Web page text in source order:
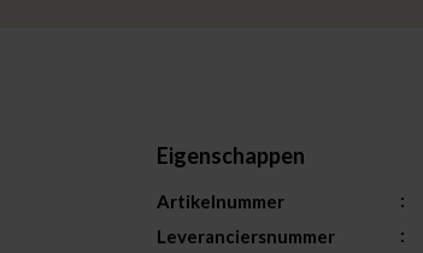
Eigenschappen
Artikelnummer
Leveranciersnummer